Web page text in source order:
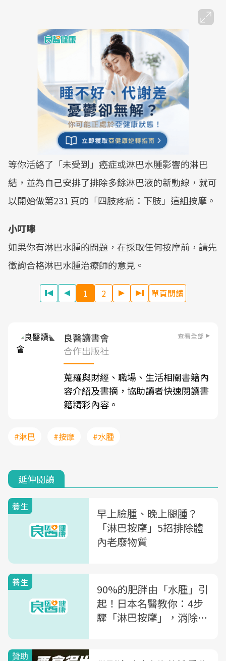
等你活絡了「未受到」癌症或淋巴水腫影響的淋巴
結，並為自己安排了排除多餘淋巴液的新動線，就可
以開始做第231 頁的「四肢疼痛：下肢」這組按摩。
小叮嚀
如果你有淋巴水腫的問題，在採取任何按摩前，請先
徵詢合格淋巴水腫治療師的意見。
1 2 單頁閱讀
良醫讀書會 查看全部
合作出版社
蒐羅與財經、職場、生活相關書籍內
容介紹及書摘，協助讀者快速閱讀書
籍精彩內容。
#淋巴 #按摩 #水腫
延伸閱讀
養生
早上臉腫、晚上腿腫？
「淋巴按摩」5招排除體
內老廢物質
養生
90%的肥胖由「水腫」引
起！日本名醫教你：4步
驟「淋巴按摩」，消除內